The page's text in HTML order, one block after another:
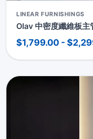
LINEAR FURNISHINGS
Olav 中密度纖維板主
$1,799.00 -